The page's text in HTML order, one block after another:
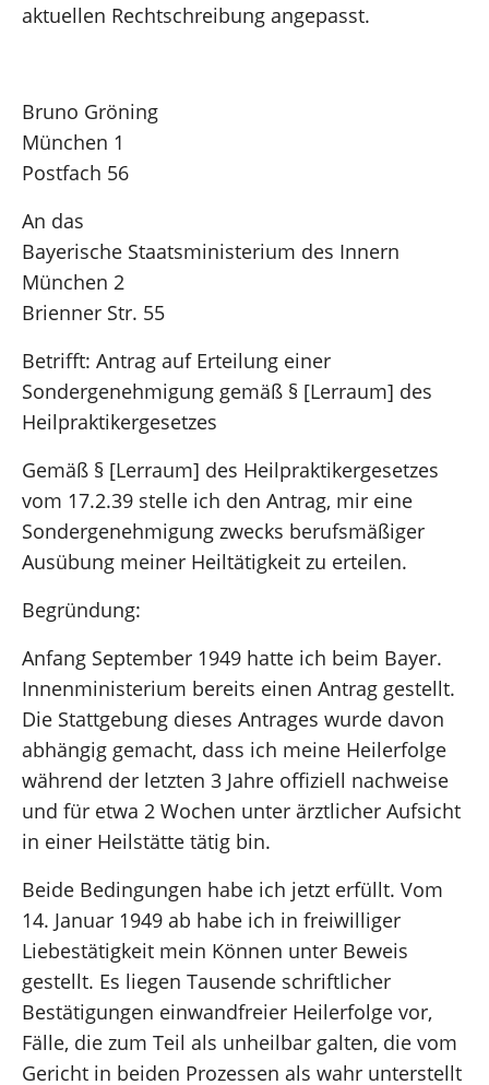
aktuellen Rechtschreibung angepasst.
Bruno Gröning
München 1
Postfach 56
An das
Bayerische Staatsministerium des Innern
München 2
Brienner Str. 55
Betrifft: Antrag auf Erteilung einer
Sondergenehmigung gemäß § [Lerraum] des
Heilpraktikergesetzes
Gemäß § [Lerraum] des Heilpraktikergesetzes
vom 17.2.39 stelle ich den Antrag, mir eine
Sondergenehmigung zwecks berufsmäßiger
Ausübung meiner Heiltätigkeit zu erteilen.
Begründung:
Anfang September 1949 hatte ich beim Bayer.
Innenministerium bereits einen Antrag gestellt.
Die Stattgebung dieses Antrages wurde davon
abhängig gemacht, dass ich meine Heilerfolge
während der letzten 3 Jahre offiziell nachweise
und für etwa 2 Wochen unter ärztlicher Aufsicht
in einer Heilstätte tätig bin.
Beide Bedingungen habe ich jetzt erfüllt. Vom
14. Januar 1949 ab habe ich in freiwilliger
Liebestätigkeit mein Können unter Beweis
gestellt. Es liegen Tausende schriftlicher
Bestätigungen einwandfreier Heilerfolge vor,
Fälle, die zum Teil als unheilbar galten, die vom
Gericht in beiden Prozessen als wahr unterstellt